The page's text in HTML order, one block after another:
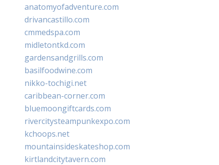
anatomyofadventure.com
drivancastillo.com
cmmedspa.com
midletontkd.com
gardensandgrills.com
basilfoodwine.com
nikko-tochigi.net
caribbean-corner.com
bluemoongiftcards.com
rivercitysteampunkexpo.com
kchoops.net
mountainsideskateshop.com
kirtlandcitytavern.com